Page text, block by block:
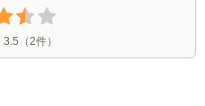
3.5 （2件）